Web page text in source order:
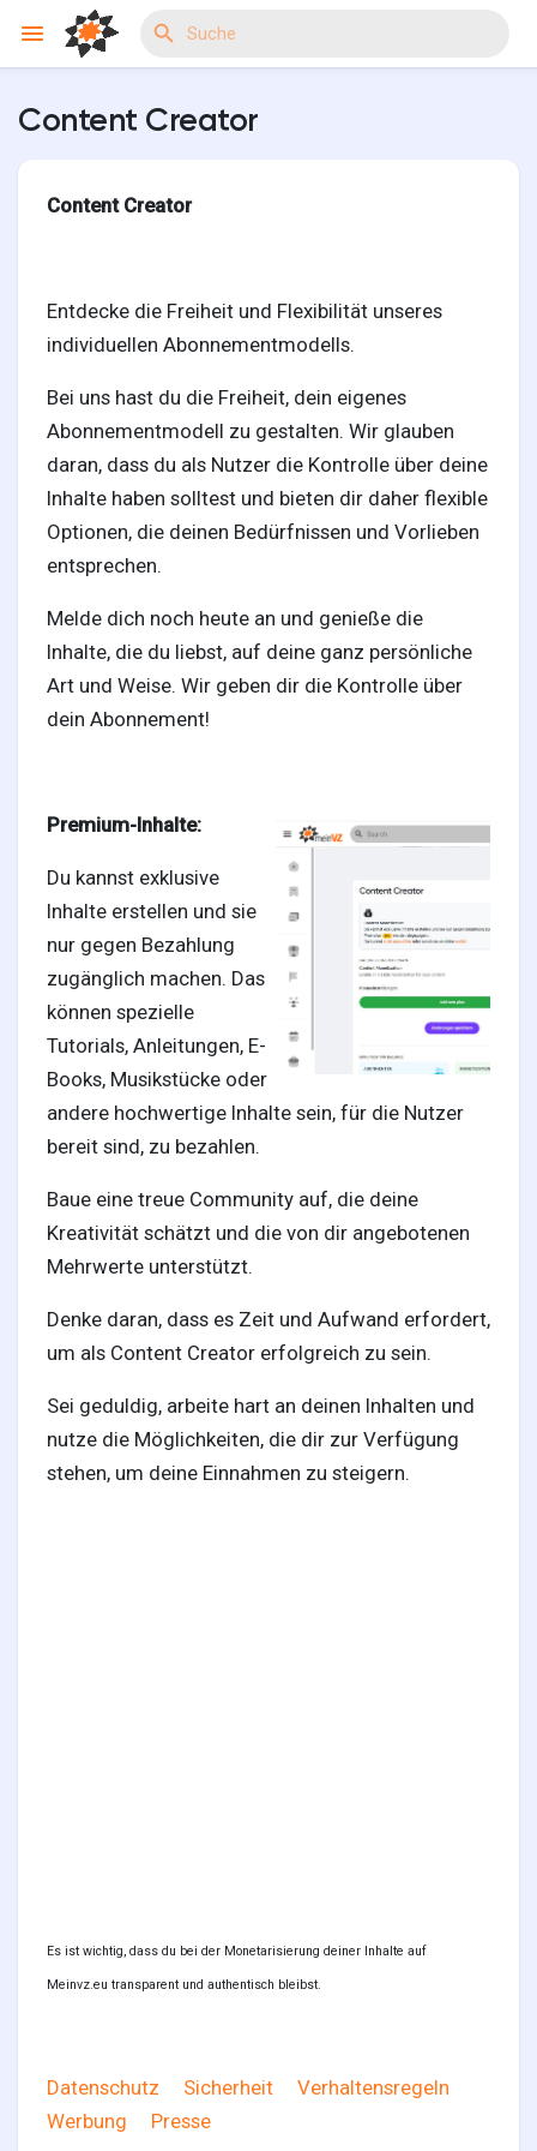
Meine Events
Entdecken Gruppen
Meine Gruppen
Entdecken Seiten
Seiten denen du folgst
Entwickler
Content Creator
Content Creator
Entdecke die Freiheit und Flexibilität unseres
individuellen Abonnementmodells.
Bei uns hast du die Freiheit, dein eigenes
Abonnementmodell zu gestalten. Wir glauben
daran, dass du als Nutzer die Kontrolle über deine
Inhalte haben solltest und bieten dir daher flexible
Optionen, die deinen Bedürfnissen und Vorlieben
entsprechen.
Melde dich noch heute an und genieße die
Inhalte, die du liebst, auf deine ganz persönliche
Art und Weise. Wir geben dir die Kontrolle über
dein Abonnement!
Premium-Inhalte:
Du kannst exklusive
Inhalte erstellen und sie
nur gegen Bezahlung
zugänglich machen. Das
können spezielle
Tutorials, Anleitungen, E-
Books, Musikstücke oder
andere hochwertige Inhalte sein, für die Nutzer
bereit sind, zu bezahlen.
Baue eine treue Community auf, die deine
Kreativität schätzt und die von dir angebotenen
Mehrwerte unterstützt.
Denke daran, dass es Zeit und Aufwand erfordert,
um als Content Creator erfolgreich zu sein.
Sei geduldig, arbeite hart an deinen Inhalten und
nutze die Möglichkeiten, die dir zur Verfügung
stehen, um deine Einnahmen zu steigern.
Es ist wichtig, dass du bei der Monetarisierung deiner Inhalte auf
Meinvz.eu transparent und authentisch bleibst.
Datenschutz Sicherheit
Verhaltensregeln
Werbung
Presse